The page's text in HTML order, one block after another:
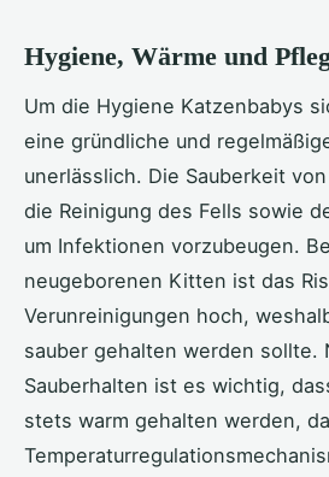
Hygiene, Wärme und
Um die Hygiene Katzenbabys
eine gründliche und
unerlässlich. Die Sauberkeit
die Reinigung des Fells sowie
um Infektionen vorzubeugen.
neugeborenen Kitten ist das
Verunreinigungen hoch,
sauber gehalten werden sollte.
Sauberhalten ist es wichtig,
stets warm gehalten werden,